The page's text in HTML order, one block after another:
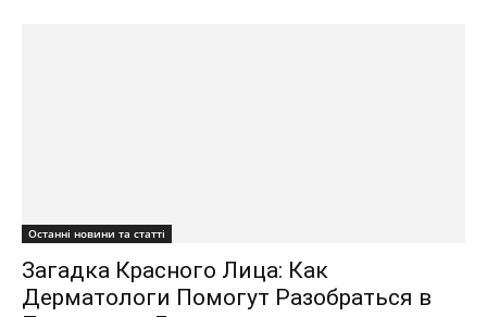
Останні новини та статті
Загадка Красного Лица: Как
Дерматологи Помогут Разобраться в